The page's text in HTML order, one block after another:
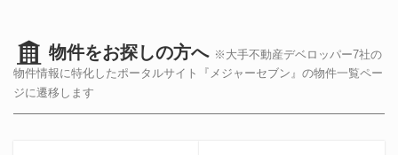
物件をお探しの方へ ※大手不動産デベロッパー7社の
物件情報に特化したポータルサイト『メジャーセブン』の物件一覧ペー
ジに遷移します